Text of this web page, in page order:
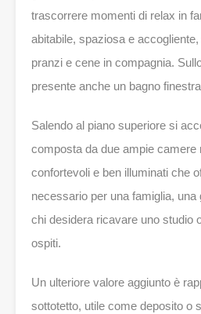
trascorrere momenti di relax in
abitabile, spaziosa e
pranzi e cene in compagnia.
presente anche un bagno
Salendo al piano superiore si
composta da due ampie camere
confortevoli e ben illuminati che
necessario per una famiglia, una
chi desidera ricavare uno studio
ospiti.
Un ulteriore valore aggiunto è
sottotetto, utile come deposito o